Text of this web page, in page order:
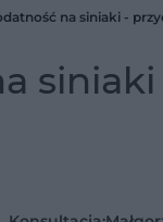
na siniaki -